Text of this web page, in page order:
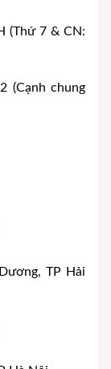
(Thứ 7 & CN:
(Cạnh chung
TP Hải